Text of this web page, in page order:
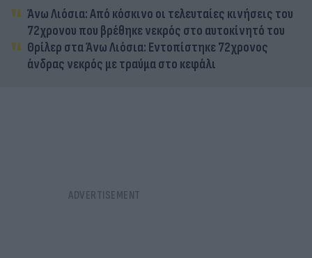
Άνω Λιόσια: Από κόσκινο οι τελευταίες κινήσεις του
72χρονου που βρέθηκε νεκρός στο αυτοκίνητό του
Θρίλερ στα Άνω Λιόσια: Εντοπίστηκε 72χρονος
άνδρας νεκρός με τραύμα στο κεφάλι